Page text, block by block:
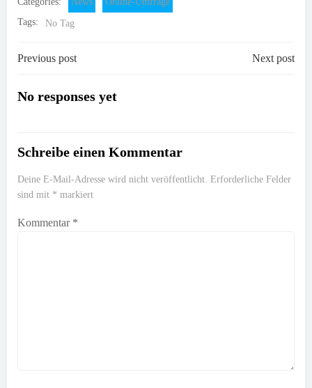
Tags:
No Tag
Post
navigation
Previous post Next post
No responses yet
Schreibe einen Kommentar
Deine E-Mail-Adresse wird nicht veröffentlicht. Erforderliche Felder
sind mit * markiert
Kommentar *